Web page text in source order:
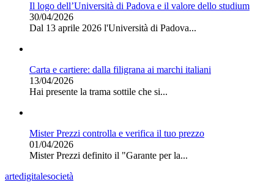
Il logo dell’Università di Padova e il valore dello studium
30/04/2026
Dal 13 aprile 2026 l'Università di Padova...
Carta e cartiere: dalla filigrana ai marchi italiani
13/04/2026
Hai presente la trama sottile che si...
Mister Prezzi controlla e verifica il tuo prezzo
01/04/2026
Mister Prezzi definito il "Garante per la...
artedigitalesocietà